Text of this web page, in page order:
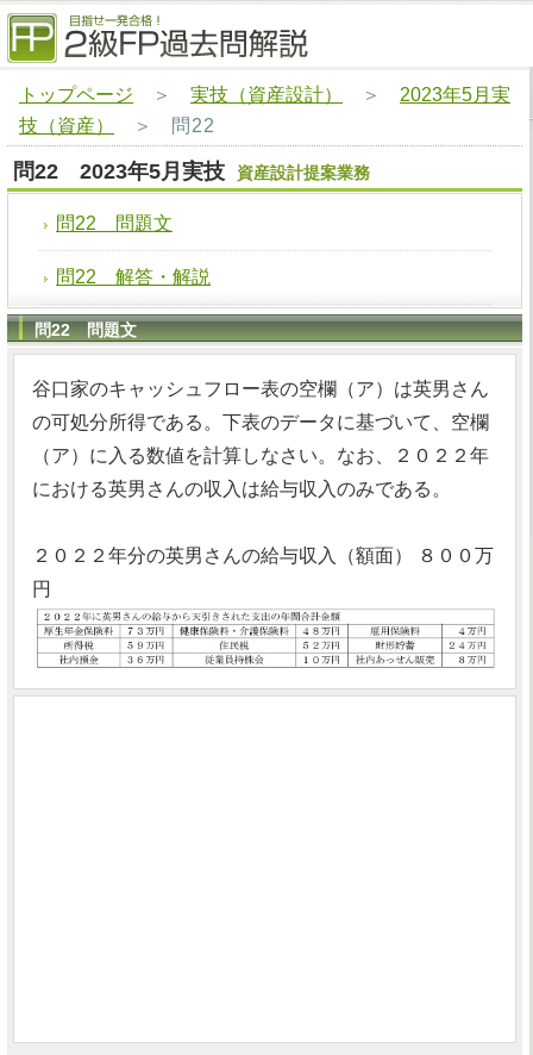
トップページ ＞ 実技（資産設計） ＞ 2023年5月実
技（資産）
＞ 問22
問22 2023年5月実技 資産設計提案業務
問22 問題文
問22 解答・解説
問22 問題文
谷口家のキャッシュフロー表の空欄（ア）は英男さん
の可処分所得である。下表のデータに基づいて、空欄
（ア）に入る数値を計算しなさい。なお、２０２２年
における英男さんの収入は給与収入のみである。
２０２２年分の英男さんの給与収入（額面） ８００万
円